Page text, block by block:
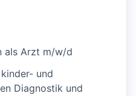
als Arzt m/w/d
und
Diagnostik und